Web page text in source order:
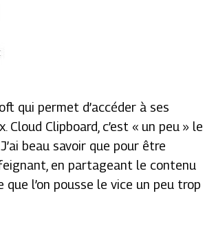
qui permet d’accéder à ses
Clipboard, c’est « un peu » le
beau savoir que pour être
en partageant le contenu
l’on pousse le vice un peu trop